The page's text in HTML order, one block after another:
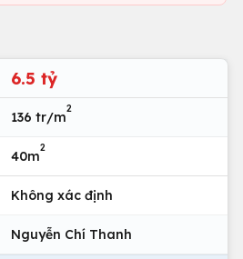
6.5 tỷ
136 tr/m
2
40m
2
Không xác định
Nguyễn Chí Thanh